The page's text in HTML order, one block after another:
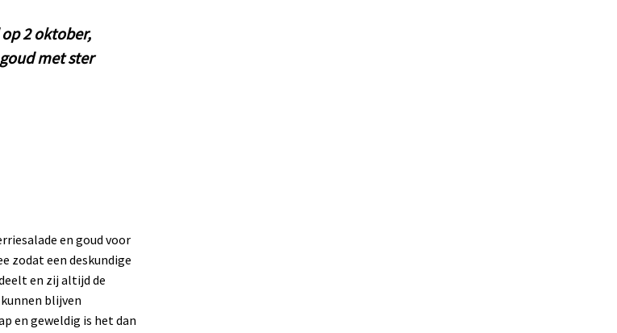
2 oktober,
met ster
en goud voor
zodat een deskundige
en zij altijd de
blijven
en geweldig is het dan